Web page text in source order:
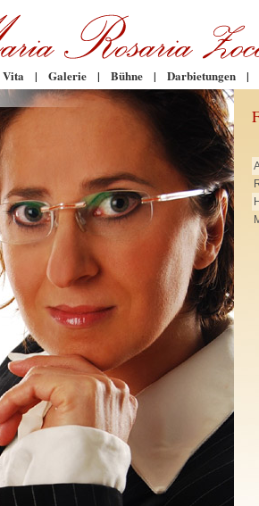
Vita | Galerie | Bühne | Darbietungen |